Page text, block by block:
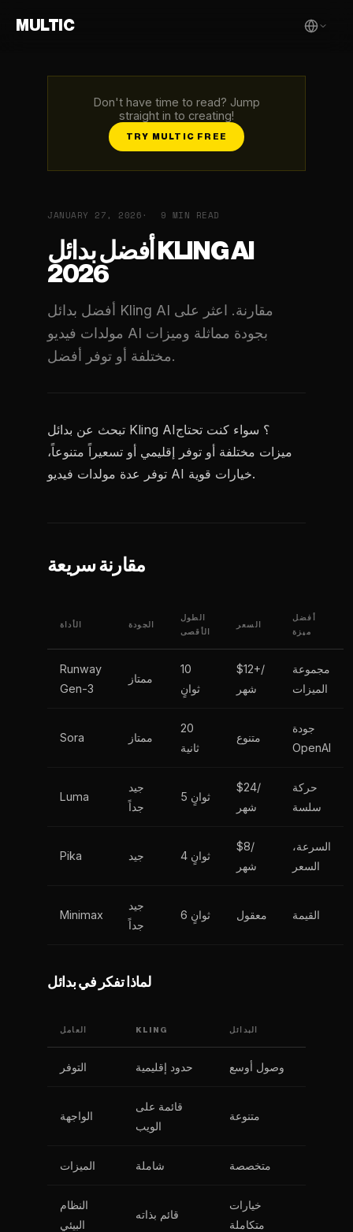
MULTIC
Don't have time to read? Jump
straight in to creating!
TRY MULTIC FREE
JANUARY 27, 2026 9 MIN READ
أفضل بدائل KLING AI
2026
أفضل بدائل Kling AI مقارنة. اعثر على
مولدات فيديو AI بجودة مماثلة وميزات
مختلفة أو توفر أفضل.
تبحث عن بدائل Kling AI؟ سواء كنت تحتاج
ميزات مختلفة أو توفر إقليمي أو تسعيراً متنوعاً،
توفر عدة مولدات فيديو AI خيارات قوية.
مقارنة سريعة
الأداة الجودة
الطول
الأقصى
السعر
أفضل
ميزة
Runway
Gen-3
ممتاز
10
ثوانٍ
$12+/
شهر
مجموعة
الميزات
Sora ممتاز
20
ثانية
متنوع
جودة
OpenAI
Luma
جيد
جداً
5 ثوانٍ
$24/
شهر
حركة
سلسة
Pika جيد 4 ثوانٍ
$8/
شهر
السرعة،
السعر
Minimax
جيد
جداً
6 ثوانٍ معقول القيمة
لماذا تفكر في بدائل
العامل KLING البدائل
التوفر حدود إقليمية وصول أوسع
الواجهة
قائمة على
الويب
متنوعة
الميزات شاملة متخصصة
النظام
البيئي
قائم بذاته
خيارات
متكاملة